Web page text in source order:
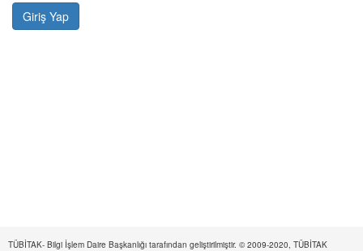
TÜBİTAK- Bilgi İşlem Daire Başkanlığı tarafından geliştirilmiştir. © 2009-2020, TÜBİTAK